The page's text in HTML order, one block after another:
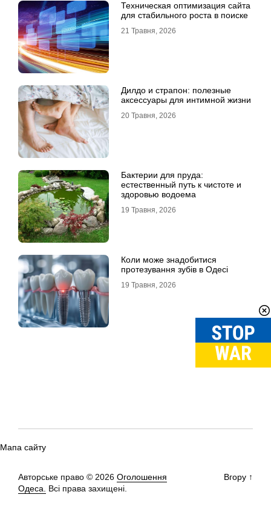
Техническая оптимизация сайта
для стабильного роста в поиске
21 Травня, 2026
Дилдо и страпон: полезные
аксессуары для интимной жизни
20 Травня, 2026
Бактерии для пруда:
естественный путь к чистоте и
здоровью водоема
19 Травня, 2026
Коли може знадобитися
протезування зубів в Одесі
19 Травня, 2026
Мапа сайту
Авторське право © 2026 Оголошення
Одеса.
Всі права захищені.
Вгору ↑